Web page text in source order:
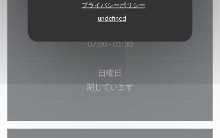
プライバシーポリシー
undefined
07:00 - 01:30
日曜日
閉じています